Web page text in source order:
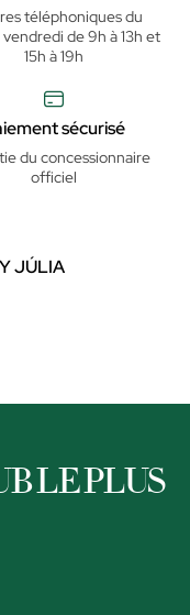
téléphoniques du
de 9h à 13h et
15h à 19h
sécurisé
du concessionnaire
officiel
JÚLIA
LE PLUS